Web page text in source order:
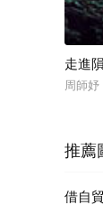
走進
周師妤
推薦
借自